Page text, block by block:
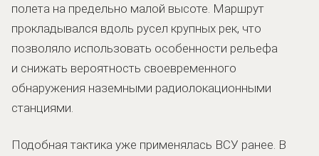
полета на предельно малой высоте. Маршрут
прокладывался вдоль русел крупных рек, что
позволяло использовать особенности рельефа
и снижать вероятность своевременного
обнаружения наземными радиолокационными
станциями.
Подобная тактика уже применялась ВСУ ранее. В